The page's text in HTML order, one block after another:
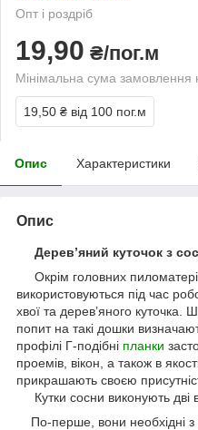
Опт і роздріб
19,90 ₴/пог.м
Мінімальна сума замовлення
19,50 ₴ від 100 пог.м
Опис Характеристики
Опис
Дерев’яний куточок з
Окрім головних
використовуються під час
хвої та дерев’яного куточка.
попит на такі дошки
профілі Г-подібні планки
проемів, вікон, а також в
прикрашають своєю
Кутки сосни виконують дві
По-перше, вони необхідні з